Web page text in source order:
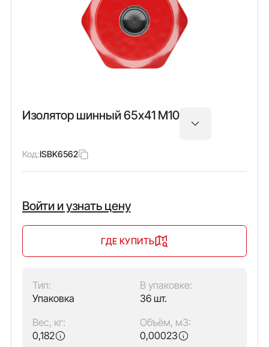
Изолятор шинный 65х41 М10
Код:ISBK6562
Войти и узнать цену
ГДЕ КУПИТЬ
Тип:
Упаковка
В упаковке:
36 шт.
Вес, кг:
0,182
Объём, м3:
0,00023